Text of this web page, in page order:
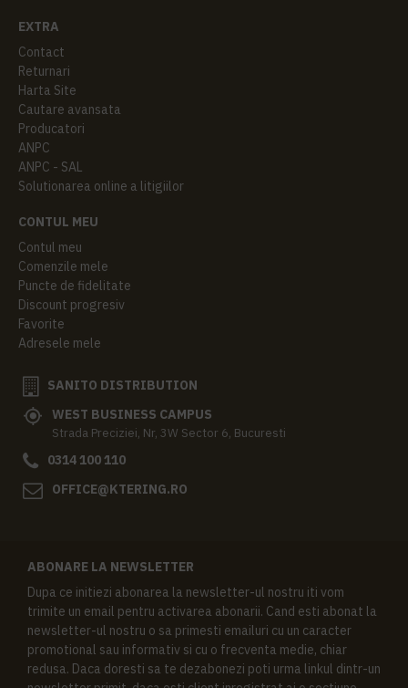
EXTRA
Contact
Returnari
Harta Site
Cautare avansata
Producatori
ANPC
ANPC - SAL
Solutionarea online a litigiilor
CONTUL MEU
Contul meu
Comenzile mele
Puncte de fidelitate
Discount progresiv
Favorite
Adresele mele
SANITO DISTRIBUTION
WEST BUSINESS CAMPUS
Strada Preciziei, Nr, 3W Sector 6, Bucuresti
0314 100 110
OFFICE@KTERING.RO
ABONARE LA NEWSLETTER
Dupa ce initiezi abonarea la newsletter-ul nostru iti vom
trimite un email pentru activarea abonarii. Cand esti abonat la
newsletter-ul nostru o sa primesti emailuri cu un caracter
promotional sau informativ si cu o frecventa medie, chiar
redusa. Daca doresti sa te dezabonezi poti urma linkul dintr-un